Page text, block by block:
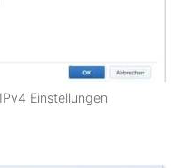
Einstellungen